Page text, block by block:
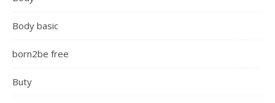
Body basic
born2be free
Buty